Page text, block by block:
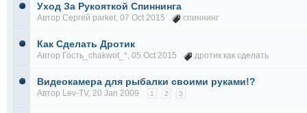
Уход За Рукояткой Спиннинга
Автор Сергей parket, 07 Oct 2015 спиннинг
Как Сделать Дротик
Автор Гость_chakwot_*, 05 Oct 2015 дротик как сделать
Видеокамера для рыбалки своими руками!?
Автор Lev-TV, 20 Jan 2009 1 2 3